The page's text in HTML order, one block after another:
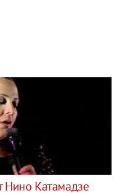
Нино Катамадзе